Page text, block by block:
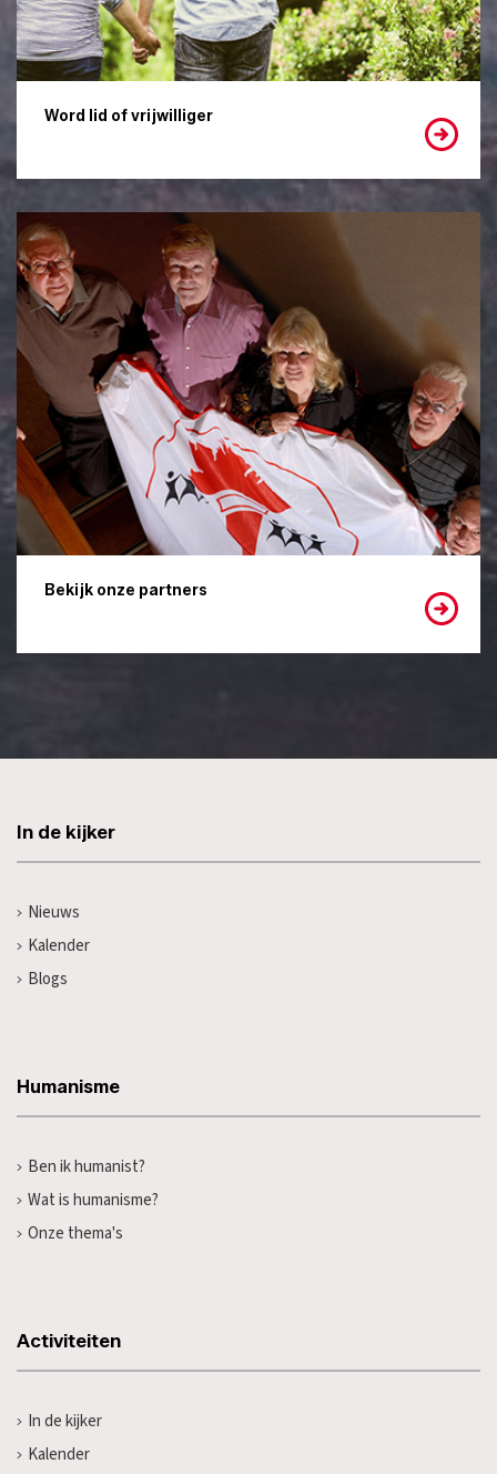
Word lid of vrijwilliger
Bekijk onze partners
In de kijker
Nieuws
Kalender
Blogs
Humanisme
Ben ik humanist?
Wat is humanisme?
Onze thema's
Activiteiten
In de kijker
Kalender